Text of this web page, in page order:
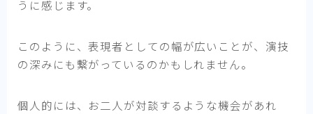
うに感じます。
このように、表現者としての幅が広いことが、演技
の深みにも繋がっているのかもしれません。
個人的には、お二人が対談するような機会があれ